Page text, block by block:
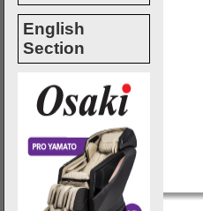
English
Section